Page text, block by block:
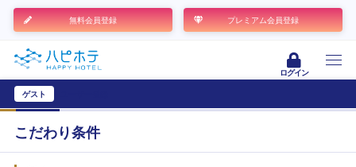
無料会員登録 プレミアム会員登録
ログイン
ゲスト
こだわり条件